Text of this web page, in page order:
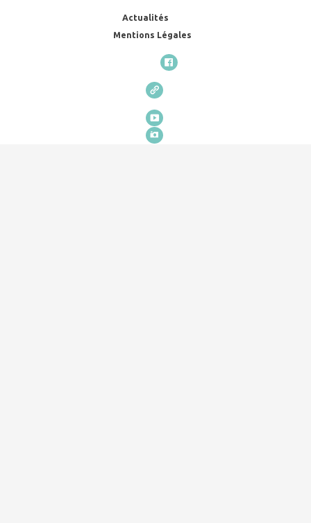
Actualités
Mentions Légales